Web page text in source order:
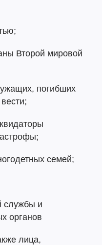
Второй мировой
погибших
семей;
службы и
органов
лица,